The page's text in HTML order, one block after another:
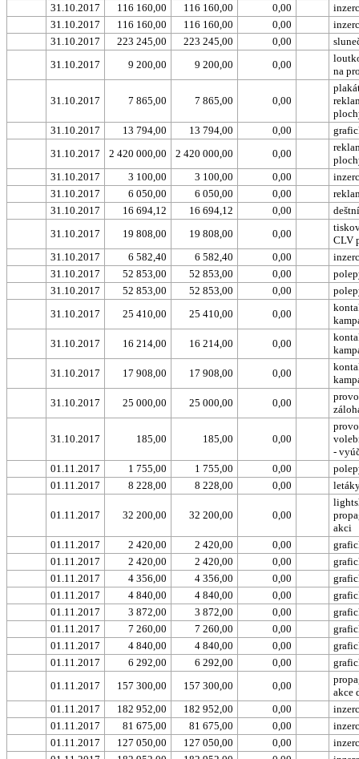
31.10.2017
116 160,00 116 160,00 0,00
31.10.2017
116 160,00 116 160,00 0,00
31.10.2017
223 245,00 223 245,00 0,00
31.10.2017
9 200,00 9 200,00 0,00
na
31.10.2017 7 865,00 7 865,00 0,00
31.10.2017
13 794,00 13 794,00 0,00
31.10.2017
2 420 000,00 2 420 000,00 0,00
31.10.2017
3 100,00 3 100,00 0,00
31.10.2017
6 050,00 6 050,00 0,00
31.10.2017
16 694,12 16 694,12 0,00
31.10.2017
19 808,00 19 808,00 0,00
CLV
31.10.2017
6 582,40 6 582,40 0,00
31.10.2017
52 853,00 52 853,00 0,00
31.10.2017
52 853,00 52 853,00 0,00
31.10.2017
25 410,00 25 410,00 0,00
31.10.2017
16 214,00 16 214,00 0,00
31.10.2017
17 908,00 17 908,00 0,00
31.10.2017
25 000,00 25 000,00 0,00
31.10.2017 185,00 185,00 0,00
-
01.11.2017
1 755,00 1 755,00 0,00
01.11.2017
8 228,00 8 228,00 0,00
01.11.2017 32 200,00 32 200,00 0,00
akci
01.11.2017
2 420,00 2 420,00 0,00
01.11.2017
2 420,00 2 420,00 0,00
01.11.2017
4 356,00 4 356,00 0,00
01.11.2017
4 840,00 4 840,00 0,00
01.11.2017
3 872,00 3 872,00 0,00
01.11.2017
7 260,00 7 260,00 0,00
01.11.2017
4 840,00 4 840,00 0,00
01.11.2017
6 292,00 6 292,00 0,00
01.11.2017
157 300,00 157 300,00 0,00
akce
01.11.2017
182 952,00 182 952,00 0,00
01.11.2017
81 675,00 81 675,00 0,00
01.11.2017
127 050,00 127 050,00 0,00